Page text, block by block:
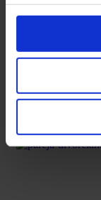
ja no deixa cap
d’aquest any ha
obliga les